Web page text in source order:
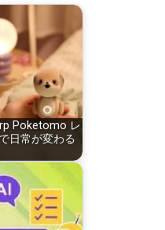
Poketomo レ
日常が変わる